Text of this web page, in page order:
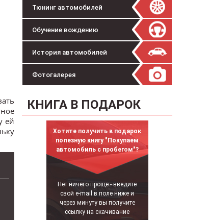
Тюнинг автомобилей
Обучение вождению
История автомобилей
Фотогалерея
КНИГА В ПОДАРОК
Хотите получить в подарок
полезную книгу "Покупаем
автомобиль с пробегом"?
Нет ничего проще - введите
свой e-mail в поле ниже и
через минуту вы получите
ссылку на скачивание
ей